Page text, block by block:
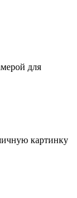
для
картинку